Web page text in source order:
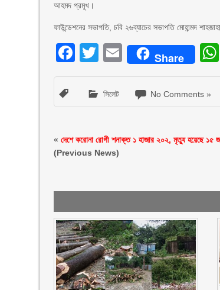
আহমদ প্রমূখ।
ফাউন্ডেশনের সভাপতি, চবি ২৬ব্যাচের সভাপতি মোহান্মদ
Facebook
Twitter
EmailShare
সিলেট No Comments »
«দেশে করোনা রোগী শনাক্ত ১ হাজার ২০২, মৃত্যু হয়েছে ১৫
(Previous News)